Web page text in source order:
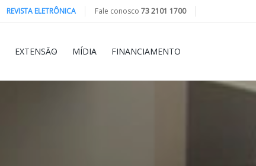
REVISTA ELETRÔNICA Fale conosco 73 2101 1700
EXTENSÃO MÍDIA FINANCIAMENTO